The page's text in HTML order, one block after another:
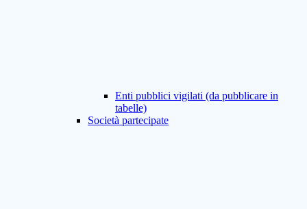
Enti pubblici vigilati (da pubblicare in
tabelle)
Società partecipate